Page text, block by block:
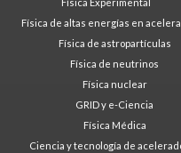
Física Experimental
Física de altas energías en
Física de astropartículas
Física de neutrinos
Física nuclear
GRID y e-Ciencia
Física Médica
Ciencia y tecnología de